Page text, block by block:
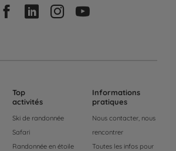
Top
activités
Ski de randonnée
Safari
Randonnée en étoile
Informations
pratiques
Nous contacter, nous
rencontrer
Toutes les infos pour